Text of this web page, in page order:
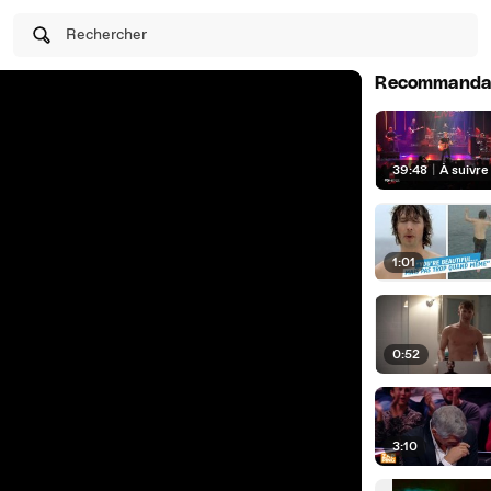
Rechercher
39:48 À suivre
1:01
0:52
3:10